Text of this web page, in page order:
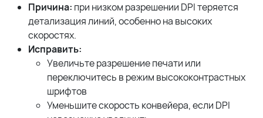
Причина: при низком разрешении DPI теряется
детализация линий, особенно на высоких
скоростях.
Исправить:
Увеличьте разрешение печати или
переключитесь в режим высококонтрастных
шрифтов
Уменьшите скорость конвейера, если DPI